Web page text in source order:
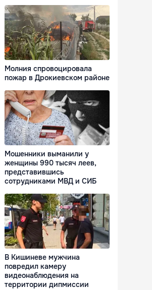
Молния спровоцировала
пожар в Дрокиевском районе
Мошенники выманили у
женщины 990 тысяч леев,
представившись
сотрудниками МВД и СИБ
В Кишиневе мужчина
повредил камеру
видеонаблюдения на
территории дипмиссии